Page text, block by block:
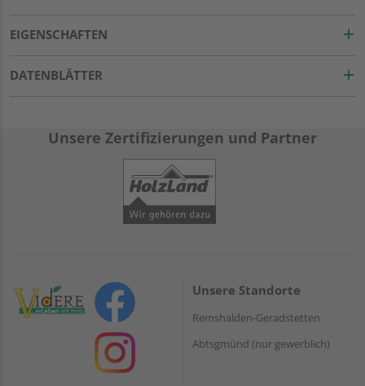
EIGENSCHAFTEN
DATENBLÄTTER
Unsere Zertifizierungen und Partner
Unsere Standorte
Remshalden-Geradstetten
Abtsgmünd (nur gewerblich)